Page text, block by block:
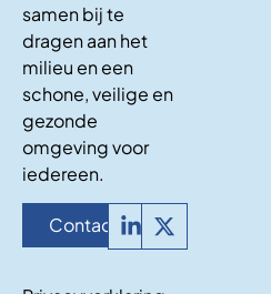
samen bij te
dragen aan het
milieu en een
schone, veilige en
gezonde
omgeving voor
iedereen.
Contact